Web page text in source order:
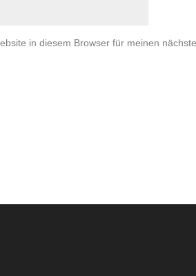
in diesem Browser für meinen